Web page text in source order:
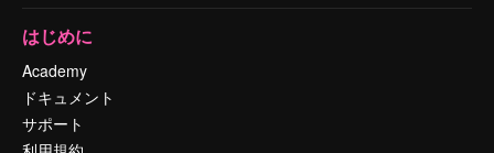
はじめに
Academy
ドキュメント
サポート